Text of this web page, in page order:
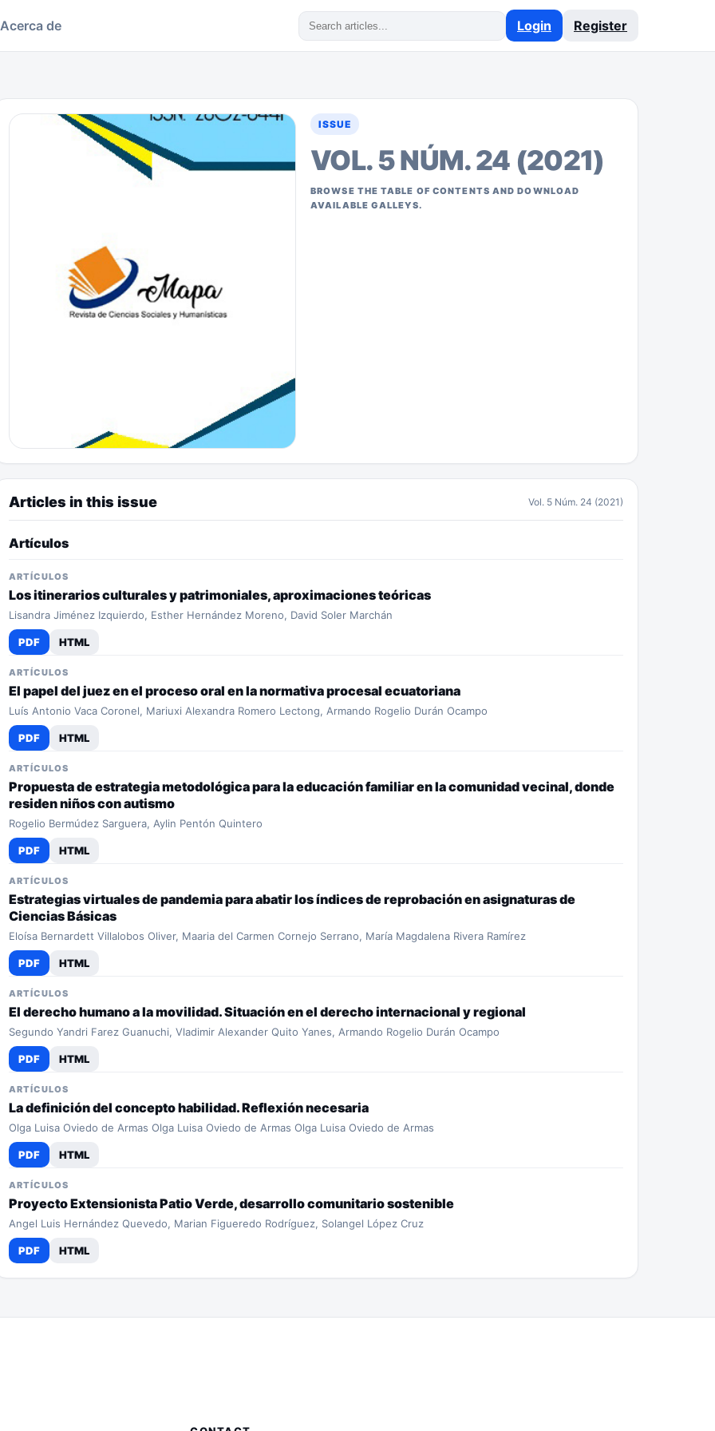
Acerca de Login Register
ISSUE
VOL. 5 NÚM. 24 (2021)
BROWSE THE TABLE OF CONTENTS AND DOWNLOAD
AVAILABLE GALLEYS.
Articles in this issue Vol. 5 Núm. 24 (2021)
Artículos
ARTÍCULOS
Los itinerarios culturales y patrimoniales, aproximaciones teóricas
Lisandra Jiménez Izquierdo, Esther Hernández Moreno, David Soler Marchán
PDF HTML
ARTÍCULOS
El papel del juez en el proceso oral en la normativa procesal ecuatoriana
Luís Antonio Vaca Coronel, Mariuxi Alexandra Romero Lectong, Armando Rogelio Durán Ocampo
PDF HTML
ARTÍCULOS
Propuesta de estrategia metodológica para la educación familiar en la comunidad vecinal, donde
residen niños con autismo
Rogelio Bermúdez Sarguera, Aylin Pentón Quintero
PDF HTML
ARTÍCULOS
Estrategias virtuales de pandemia para abatir los índices de reprobación en asignaturas de
Ciencias Básicas
Eloísa Bernardett Villalobos Oliver, Maaria del Carmen Cornejo Serrano, María Magdalena Rivera Ramírez
PDF HTML
ARTÍCULOS
El derecho humano a la movilidad. Situación en el derecho internacional y regional
Segundo Yandri Farez Guanuchi, Vladimir Alexander Quito Yanes, Armando Rogelio Durán Ocampo
PDF HTML
ARTÍCULOS
La definición del concepto habilidad. Reflexión necesaria
Olga Luisa Oviedo de Armas Olga Luisa Oviedo de Armas Olga Luisa Oviedo de Armas
PDF HTML
ARTÍCULOS
Proyecto Extensionista Patio Verde, desarrollo comunitario sostenible
Angel Luis Hernández Quevedo, Marian Figueredo Rodríguez, Solangel López Cruz
PDF HTML